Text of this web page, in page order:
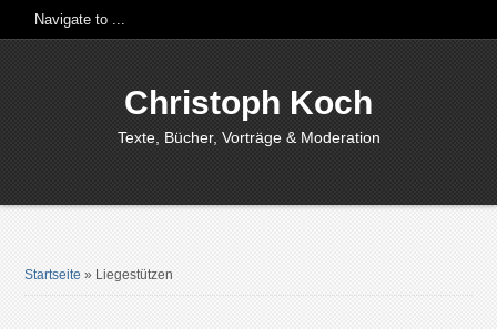
Christoph Koch
Texte, Bücher, Vorträge & Moderation
Startseite » Liegestützen